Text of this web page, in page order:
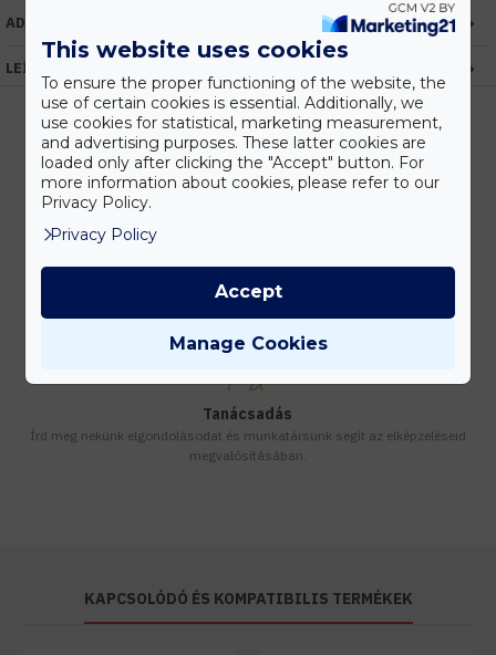
ADATOK
LEÍRÁS
Kedvezmények
Vásárolj nagyobb mennyiségben és megadjuk a legjobb gyártói árakat.
Gyors kiszállítás
Tanácsadás
Írd meg nekünk elgondolásodat és munkatársunk segít az elképzeléseid
megvalósításában.
KAPCSOLÓDÓ ÉS KOMPATIBILIS TERMÉKEK
This website uses cookies
To ensure the proper functioning of the website, the
use of certain cookies is essential. Additionally, we
use cookies for statistical, marketing measurement,
and advertising purposes. These latter cookies are
loaded only after clicking the "Accept" button. For
more information about cookies, please refer to our
Privacy Policy.
Privacy Policy
Manage Cookies
Accept